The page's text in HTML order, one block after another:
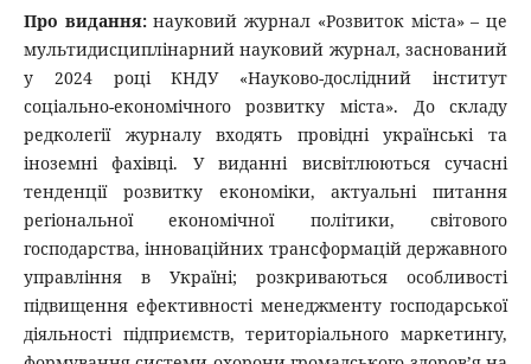
Про видання:науковий журнал «Розвиток міста» – це
мультидисциплінарний науковий журнал, заснований
у 2024 році КНДУ «Науково-дослідний інститут
соціально-економічного розвитку міста». До складу
редколегії журналу входять провідні українські та
іноземні фахівці. У виданні висвітлюються сучасні
тенденції розвитку економіки, актуальні питання
регіональної економічної політики, світового
господарства, інноваційних трансформацій державного
управління в Україні; розкриваються особливості
підвищення ефективності менеджменту господарської
діяльності підприємств, територіального маркетингу,